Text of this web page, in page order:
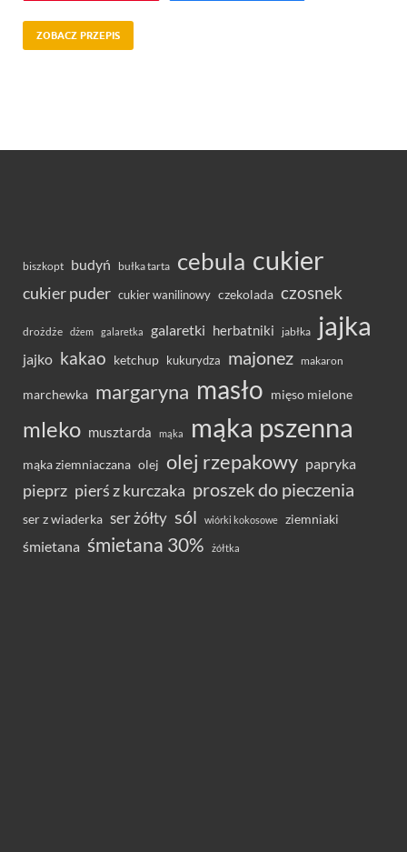
ZOBACZ PRZEPIS
biszkopt budyń bułka tarta cebula cukier
cukier puder cukier wanilinowy czekolada czosnek
drożdże dżem galaretka galaretki herbatniki jabłka jajka
jajko kakao ketchup kukurydza majonez makaron
marchewka margaryna masło mięso mielone
mleko musztarda mąka mąka pszenna
mąka ziemniaczana olej olej rzepakowy papryka
pieprz pierś z kurczaka proszek do pieczenia
ser z wiaderka ser żółty sól wiórki kokosowe ziemniaki
śmietana śmietana 30% żółtka